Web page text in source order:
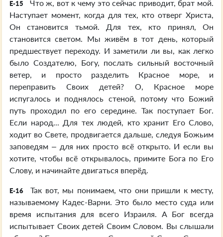
E-15
Что ж, вот к чему это сейчас приводит, брат мой.
Наступает момент, когда для тех, кто отверг Христа,
Он становится тьмой. Для тех, кто принял, Он
становится светом. Мы живём в тот день, который
предшествует переходу. И заметили ли вы, как легко
было Создателю, Богу, послать сильный восточный
ветер, и просто разделить Красное море, и
переправить Своих детей? О, Красное море
испугалось и поднялось стеной, потому что Божий
путь проходил по его середине. Так поступает Бог.
Если народ... Для тех людей, кто хранит Его Слово,
ходит во Свете, продвигается дальше, следуя Божьим
заповедям – для них просто всё открыто. И если вы
хотите, чтобы всё открывалось, примите Бога по Его
Слову, и начинайте двигаться вперёд.
E-16
Так вот, мы понимаем, что они пришли к месту,
называемому Кадес-Варни. Это было место суда или
время испытания для всего Израиля. А Бог всегда
испытывает Своих детей Своим Словом. Вы слышали